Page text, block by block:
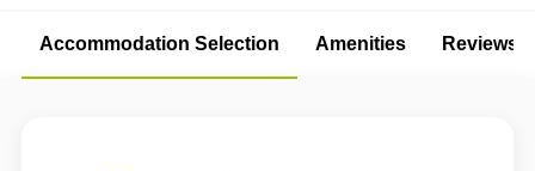
Accommodation Selection Amenities Reviews